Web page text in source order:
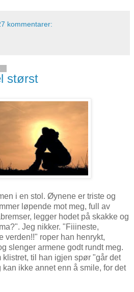
kommentarer:
størst
i en stol. Øynene er triste og
løpende mot meg, full av
legger hodet på skakke og
Jeg nikker. "Fiiineste,
verden!!" roper han henrykt,
slenger armene godt rundt meg.
klistret, til han igjen spør "går det
kan ikke annet enn å smile, for det